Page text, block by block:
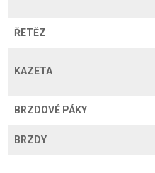
ŘETĚZ
KAZETA
BRZDOVÉ PÁKY
BRZDY